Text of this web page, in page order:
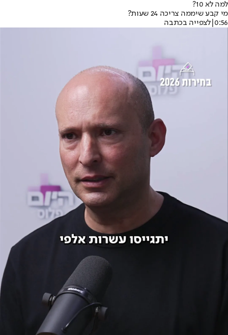
למה לא 10?
מי קבע שיממה צריכה 24 שעות?
0:56
|לצפייה בכתבה